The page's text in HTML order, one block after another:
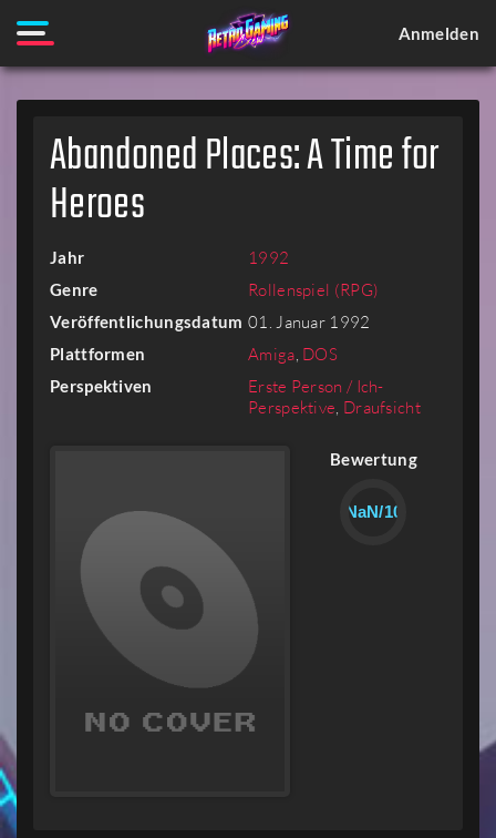
Anmelden
Abandoned Places: A Time for
Heroes
Jahr 1992
Genre Rollenspiel (RPG)
Veröffentlichungsdatum 01. Januar 1992
Plattformen Amiga, DOS
Perspektiven
Erste Person / Ich-
Perspektive, Draufsicht
Bewertung
NaN/10